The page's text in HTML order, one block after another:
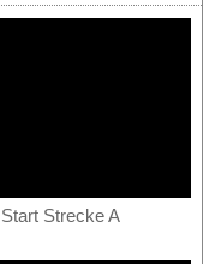
Strecke A